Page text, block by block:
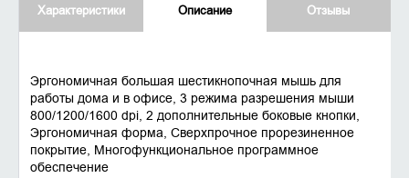
Характеристики Описание Отзывы
Эргономичная большая шестикнопочная мышь для
работы дома и в офисе, 3 режима разрешения мыши
800/1200/1600 dpi, 2 дополнительные боковые кнопки,
Эргономичная форма, Сверхпрочное прорезиненное
покрытие, Многофункциональное программное
обеспечение